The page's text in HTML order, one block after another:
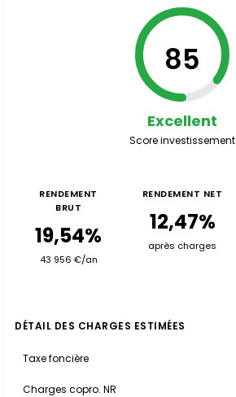
85
Excellent
Score investissement
RENDEMENT
BRUT
19,54%
43 956 €/an
RENDEMENT NET
12,47%
après charges
DÉTAIL DES CHARGES ESTIMÉES
Taxe foncière
Charges copro. NR